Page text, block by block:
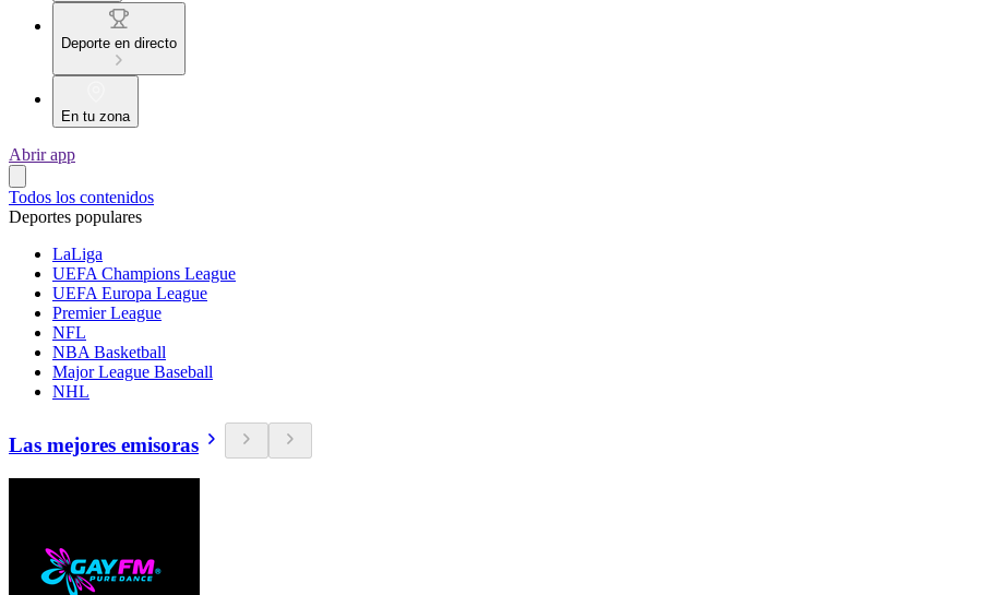
Deporte en directo
En tu zona
Abrir app
Todos los contenidos
Deportes populares
LaLiga
UEFA Champions League
UEFA Europa League
Premier League
NFL
NBA Basketball
Major League Baseball
NHL
Las mejores emisoras